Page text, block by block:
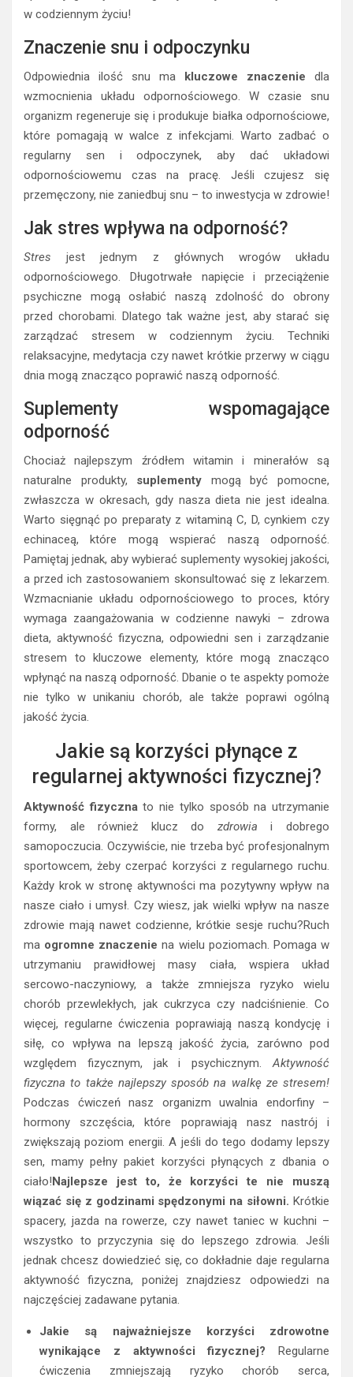
w codziennym życiu!
Znaczenie snu i odpoczynku
Odpowiednia ilość snu ma kluczowe znaczenie dla
wzmocnienia układu odpornościowego. W czasie snu
organizm regeneruje się i produkuje białka odpornościowe,
które pomagają w walce z infekcjami. Warto zadbać o
regularny sen i odpoczynek, aby dać układowi
odpornościowemu czas na pracę. Jeśli czujesz się
przemęczony, nie zaniedbuj snu – to inwestycja w zdrowie!
Jak stres wpływa na odporność?
Stres jest jednym z głównych wrogów układu
odpornościowego. Długotrwałe napięcie i przeciążenie
psychiczne mogą osłabić naszą zdolność do obrony
przed chorobami. Dlatego tak ważne jest, aby starać się
zarządzać stresem w codziennym życiu. Techniki
relaksacyjne, medytacja czy nawet krótkie przerwy w ciągu
dnia mogą znacząco poprawić naszą odporność.
Suplementy wspomagające
odporność
Chociaż najlepszym źródłem witamin i minerałów są
naturalne produkty, suplementy mogą być pomocne,
zwłaszcza w okresach, gdy nasza dieta nie jest idealna.
Warto sięgnąć po preparaty z witaminą C, D, cynkiem czy
echinaceą, które mogą wspierać naszą odporność.
Pamiętaj jednak, aby wybierać suplementy wysokiej jakości,
a przed ich zastosowaniem skonsultować się z lekarzem.
Wzmacnianie układu odpornościowego to proces, który
wymaga zaangażowania w codzienne nawyki – zdrowa
dieta, aktywność fizyczna, odpowiedni sen i zarządzanie
stresem to kluczowe elementy, które mogą znacząco
wpłynąć na naszą odporność. Dbanie o te aspekty pomoże
nie tylko w unikaniu chorób, ale także poprawi ogólną
jakość życia.
Jakie są korzyści płynące z
regularnej aktywności fizycznej?
Aktywność fizycznato nie tylko sposób na utrzymanie
formy, ale również klucz do zdrowia i dobrego
samopoczucia. Oczywiście, nie trzeba być profesjonalnym
sportowcem, żeby czerpać korzyści z regularnego ruchu.
Każdy krok w stronę aktywności ma pozytywny wpływ na
nasze ciało i umysł. Czy wiesz, jak wielki wpływ na nasze
zdrowie mają nawet codzienne, krótkie sesje ruchu?Ruch
ma ogromne znaczenie na wielu poziomach. Pomaga w
utrzymaniu prawidłowej masy ciała, wspiera układ
sercowo-naczyniowy, a także zmniejsza ryzyko wielu
chorób przewlekłych, jak cukrzyca czy nadciśnienie. Co
więcej, regularne ćwiczenia poprawiają naszą kondycję i
siłę, co wpływa na lepszą jakość życia, zarówno pod
względem fizycznym, jak i psychicznym.Aktywność
fizyczna to także najlepszy sposób na walkę ze stresem!
Podczas ćwiczeń nasz organizm uwalnia endorfiny –
hormony szczęścia, które poprawiają nasz nastrój i
zwiększają poziom energii. A jeśli do tego dodamy lepszy
sen, mamy pełny pakiet korzyści płynących z dbania o
ciało!Najlepsze jest to, że korzyści te nie muszą
wiązać się z godzinami spędzonymi na siłowni. Krótkie
spacery, jazda na rowerze, czy nawet taniec w kuchni –
wszystko to przyczynia się do lepszego zdrowia. Jeśli
jednak chcesz dowiedzieć się, co dokładnie daje regularna
aktywność fizyczna, poniżej znajdziesz odpowiedzi na
najczęściej zadawane pytania.
Jakie są najważniejsze korzyści zdrowotne
wynikające z aktywności fizycznej? Regularne
ćwiczenia zmniejszają ryzyko chorób serca,